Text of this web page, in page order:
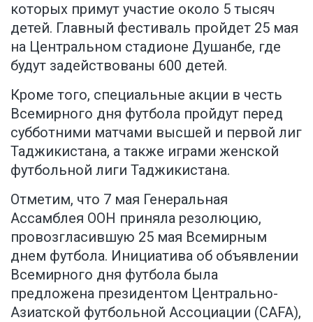
которых примут участие около 5 тысяч
детей. Главный фестиваль пройдет 25 мая
на Центральном стадионе Душанбе, где
будут задействованы 600 детей.
Кроме того, специальные акции в честь
Всемирного дня футбола пройдут перед
субботними матчами высшей и первой лиг
Таджикистана, а также играми женской
футбольной лиги Таджикистана.
Отметим, что 7 мая Генеральная
Ассамблея ООН приняла резолюцию,
провозгласившую 25 мая Всемирным
днем футбола. Инициатива об объявлении
Всемирного дня футбола была
предложена президентом Центрально-
Азиатской футбольной Ассоциации (CAFA),